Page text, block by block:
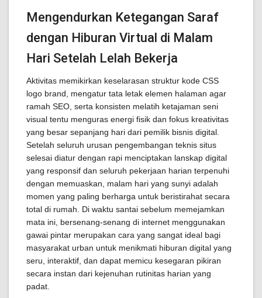
Mengendurkan Ketegangan Saraf
dengan Hiburan Virtual di Malam
Hari Setelah Lelah Bekerja
Aktivitas memikirkan keselarasan struktur kode CSS
logo brand, mengatur tata letak elemen halaman agar
ramah SEO, serta konsisten melatih ketajaman seni
visual tentu menguras energi fisik dan fokus kreativitas
yang besar sepanjang hari dari pemilik bisnis digital.
Setelah seluruh urusan pengembangan teknis situs
selesai diatur dengan rapi menciptakan lanskap digital
yang responsif dan seluruh pekerjaan harian terpenuhi
dengan memuaskan, malam hari yang sunyi adalah
momen yang paling berharga untuk beristirahat secara
total di rumah. Di waktu santai sebelum memejamkan
mata ini, bersenang-senang di internet menggunakan
gawai pintar merupakan cara yang sangat ideal bagi
masyarakat urban untuk menikmati hiburan digital yang
seru, interaktif, dan dapat memicu kesegaran pikiran
secara instan dari kejenuhan rutinitas harian yang
padat.